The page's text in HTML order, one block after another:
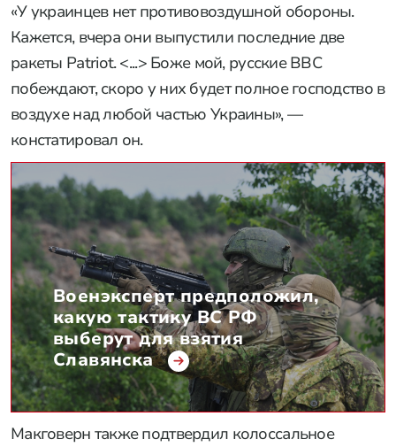
«У украинцев нет противовоздушной обороны.
Кажется, вчера они выпустили последние две
ракеты Patriot. <...> Боже мой, русские ВВС
побеждают, скоро у них будет полное господство в
воздухе над любой частью Украины», —
констатировал он.
Военэксперт предположил,
какую тактику ВС РФ
выберут для взятия
Славянска
Макговерн также подтвердил колоссальное